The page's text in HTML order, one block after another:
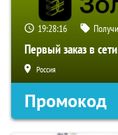
19:28:15
Первый заказ в
Россия
Промокод